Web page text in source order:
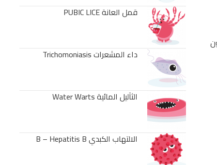
قمل العانة PUBIC LICE
داء المشعرات Trichomoniasis
الثآليل المائية Water Warts
الالتهاب الكبدي B – Hepatitis B